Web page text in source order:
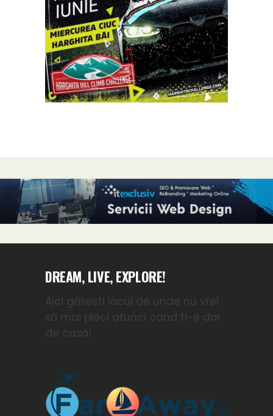
DREAM, LIVE, EXPLORE!
Aici găsești locul de unde nu vrei
să mai pleci atunci cand ti-e dor
de casă!